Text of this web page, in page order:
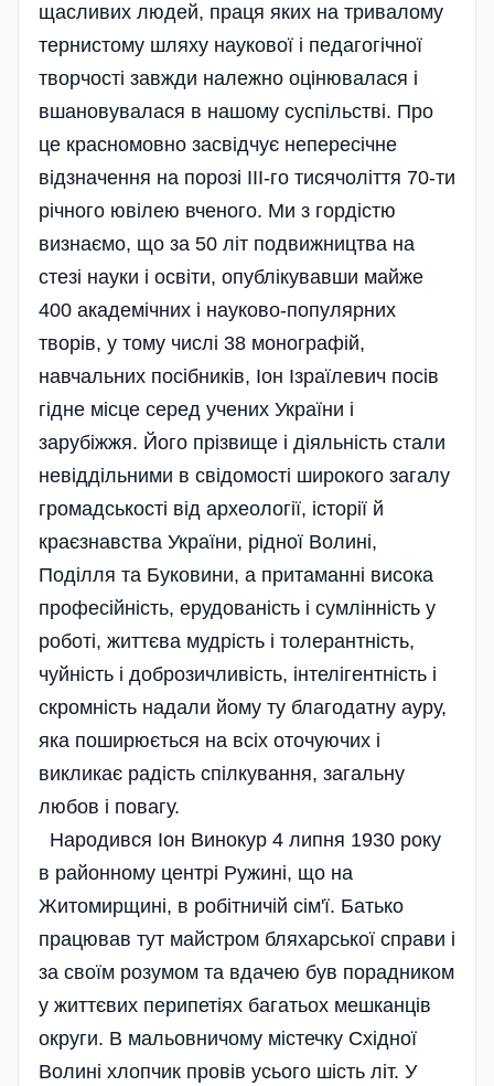
щасливих людей, праця яких на тривалому
тернистому шляху наукової і педагогічної
творчості завжди належно оцінювалася і
вшановувалася в нашому суспільстві. Про
це красномовно засвідчує непересічне
відзначення на порозі ІІІ-го тисячоліття 70-ти
річного ювілею вченого. Ми з гордістю
визнаємо, що за 50 літ подвижництва на
стезі науки і освіти, опублікувавши майже
400 академічних і науково-популярних
творів, у тому числі 38 монографій,
навчальних посібників, Іон Ізраїлевич посів
гідне місце серед учених України і
зарубіжжя. Його прізвище і діяльність стали
невіддільними в свідомості широкого загалу
громадськості від археології, історії й
краєзнавства України, рідної Волині,
Поділля та Буковини, а притаманні висока
професійність, ерудованість і сумлінність у
роботі, життєва мудрість і толерантність,
чуйність і доброзичливість, інтелігентність і
скромність надали йому ту благодатну ауру,
яка поширюється на всіх оточуючих і
викликає радість спілкування, загальну
любов і повагу.
Народився Іон Винокур 4 липня 1930 року
в районному центрі Ружині, що на
Житомирщині, в робітничій сім'ї. Батько
працював тут майстром бляхарської справи і
за своїм розумом та вдачею був порадником
у життєвих перипетіях багатьох мешканців
округи. В мальовничому містечку Східної
Волині хлопчик провів усього шість літ. У